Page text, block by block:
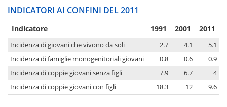
INDICATORI AI CONFINI DEL 2011
Indicatore 1991 2001 2011
Incidenza di giovani che vivono da soli 2.7 4.1
5.1
Incidenza di famiglie monogenitoriali giovani
0.8 0.6
0.9
Incidenza di coppie giovani senza figli
7.9 6.7
4
Incidenza di coppie giovani con figli
18.3 12 9.6